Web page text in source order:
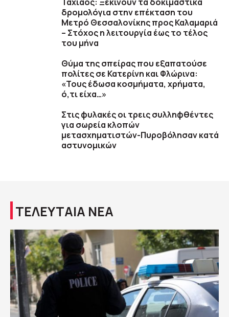
δρομολόγια στην επέκταση του
Μετρό Θεσσαλονίκης προς Καλαμαριά
– Στόχος η λειτουργία έως το τέλος
του μήνα
Θύμα της σπείρας που εξαπατούσε
πολίτες σε Κατερίνη και Φλώρινα:
«Τους έδωσα κοσμήματα, χρήματα,
ό,τι είχα…»
Στις φυλακές οι τρεις συλληφθέντες
για σωρεία κλοπών
μετασχηματιστών-Πυροβόλησαν κατά
αστυνομικών
ΤΕΛΕΥΤΑΙΑ ΝΕΑ